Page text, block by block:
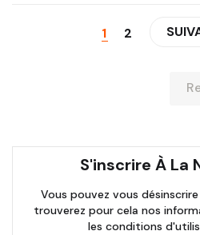
1 2
S'inscrire À La
Vous pouvez vous
trouverez pour cela nos
les conditions